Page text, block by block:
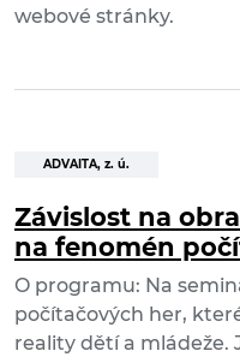
webové stránky.
ADVAITA, z. ú.
Závislost na
na fenomén
O programu: Na
počítačových her,
reality dětí a mládeže.